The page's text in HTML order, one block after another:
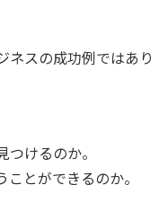
ネスの成功例ではあり
けるのか。
とができるのか。